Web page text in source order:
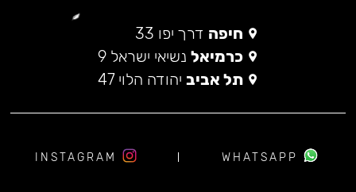
חיפה דרך יפו 33
כרמיאל נשיאי ישראל 9
תל אביב יהודה הלוי 47
WHATSAPP
INSTAGRAM